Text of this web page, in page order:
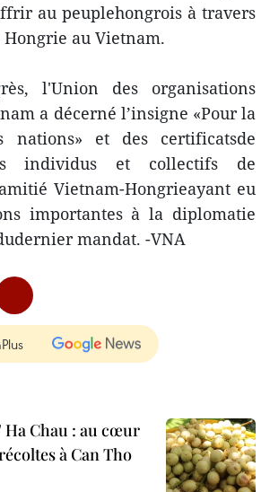
au peuplehongrois à travers
Hongrie au Vietnam.
l'Union des organisations
a décerné l’insigne «Pour la
nations» et des certificatsde
individus et collectifs de
Vietnam-Hongrieayant eu
importantes à la diplomatie
mandat. -VNA
Ha Chau : au cœur
à Can Tho